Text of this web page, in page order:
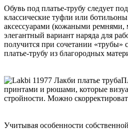
Обувь под платье-трубу следует
классические туфли или
аксессуарами (кожаными ремнями,
элегантный вариант наряда для
получится при сочетании «трубы»
платье-трубу из благородных
принтами и рюшами, которые
стройности. Можно
Учитывая особенности